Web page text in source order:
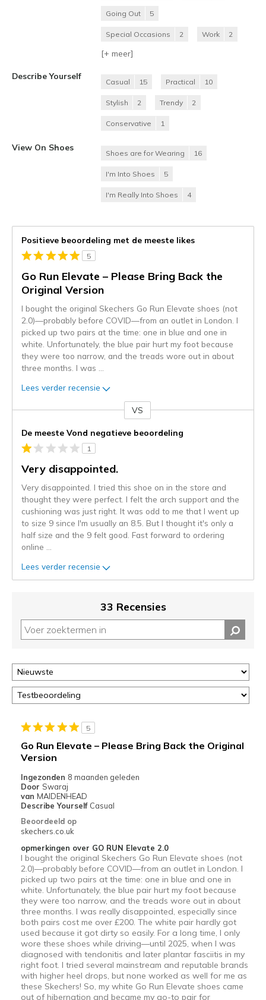
Going Out 5
Special Occasions 2 Work 2
[+ meer]
Describe Yourself
Casual 15 Practical 10
Stylish 2 Trendy 2
Conservative 1
View On Shoes
Shoes are for Wearing 16
I'm Into Shoes 5
I'm Really Into Shoes 4
Positieve beoordeling met de meeste likes
5
Go Run Elevate – Please Bring Back the
Original Version
I bought the original Skechers Go Run Elevate shoes (not
2.0)—probably before COVID—from an outlet in London. I
picked up two pairs at the time: one in blue and one in
white. Unfortunately, the blue pair hurt my foot because
they were too narrow, and the treads wore out in about
three months. I was
Lees verder recensie
content
wordt
momenteel
gemigreerd
niejee
page_id.
kunt
status
van
deze
of
door
<a
href="javascript:location.href=location.pathname;">hier</a>
page
met
de
van
de
page_id
bezoeken.
VS
De meeste Vond negatieve beoordeling
1
Very disappointed.
Very disappointed. I tried this shoe on in the store and
thought they were perfect. I felt the arch support and the
cushioning was just right. It was odd to me that I went up
to size 9 since I'm usually an 8.5. But I thought it's only a
half size and the 9 felt good. Fast forward to ordering
online
Lees verder recensie
33 Recensies
5
Go Run Elevate – Please Bring Back the Original
Version
Ingezonden 8 maanden geleden
Door Swaraj
van MAIDENHEAD
Describe Yourself Casual
Beoordeeld op
skechers.co.uk
opmerkingen over GO RUN Elevate 2.0
I bought the original Skechers Go Run Elevate shoes (not
2.0)—probably before COVID—from an outlet in London. I
picked up two pairs at the time: one in blue and one in
white. Unfortunately, the blue pair hurt my foot because
they were too narrow, and the treads wore out in about
three months. I was really disappointed, especially since
both pairs cost me over £200. The white pair hardly got
used because it got dirty so easily. For a long time, I only
wore these shoes while driving—until 2025, when I was
diagnosed with tendonitis and later plantar fasciitis in my
right foot. I tried several mainstream and reputable brands
with higher heel drops, but none worked as well for me as
these Skechers! So, my white Go Run Elevate shoes came
out of hibernation and became my go-to pair for